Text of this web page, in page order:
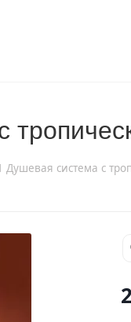
Душевая система с